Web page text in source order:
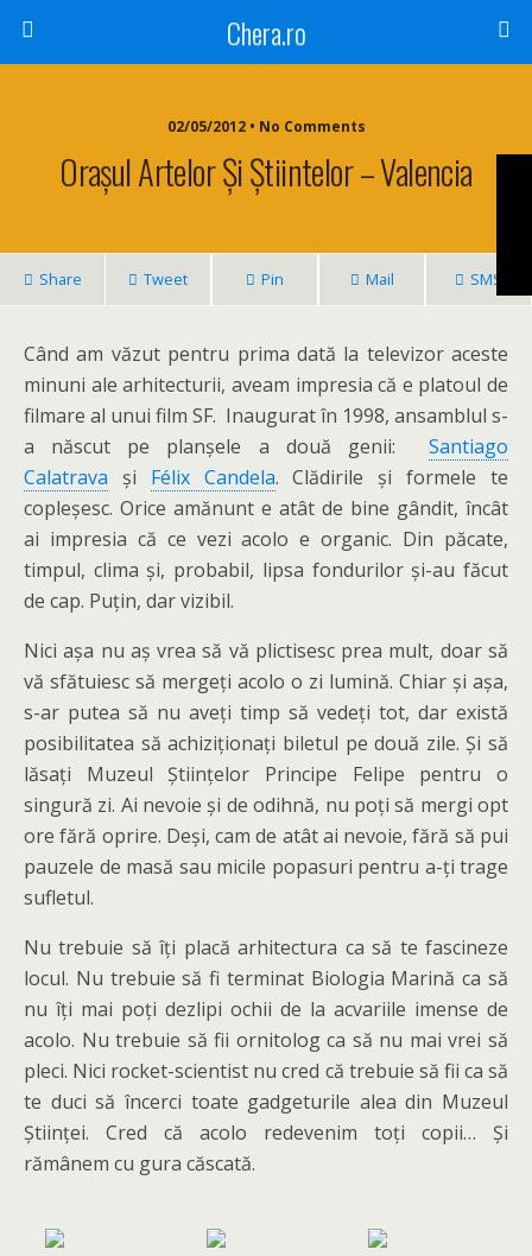
Chera.ro
02/05/2012 • No Comments
Orașul Artelor Și Știintelor – Valencia
Share Tweet Pin Mail SMS
Când am văzut pentru prima dată la televizor aceste
minuni ale arhitecturii, aveam impresia că e platoul de
filmare al unui film SF. Inaugurat în 1998, ansamblul s-
a născut pe planșele a două genii: Santiago
Calatrava și Félix Candela. Clădirile și formele te
copleșesc. Orice amănunt e atât de bine gândit, încât
ai impresia că ce vezi acolo e organic. Din păcate,
timpul, clima și, probabil, lipsa fondurilor și-au făcut
de cap. Puțin, dar vizibil.
Nici așa nu aș vrea să vă plictisesc prea mult, doar să
vă sfătuiesc să mergeți acolo o zi lumină. Chiar și așa,
s-ar putea să nu aveți timp să vedeți tot, dar există
posibilitatea să achiziționați biletul pe două zile. Și să
lăsați Muzeul Științelor Principe Felipe pentru o
singură zi. Ai nevoie și de odihnă, nu poți să mergi opt
ore fără oprire. Deși, cam de atât ai nevoie, fără să pui
pauzele de masă sau micile popasuri pentru a-ți trage
sufletul.
Nu trebuie să îți placă arhitectura ca să te fascineze
locul. Nu trebuie să fi terminat Biologia Marină ca să
nu îți mai poți dezlipi ochii de la acvariile imense de
acolo. Nu trebuie să fii ornitolog ca să nu mai vrei să
pleci. Nici rocket-scientist nu cred că trebuie să fii ca să
te duci să încerci toate gadgeturile alea din Muzeul
Științei. Cred că acolo redevenim toți copii… Și
rămânem cu gura căscată.